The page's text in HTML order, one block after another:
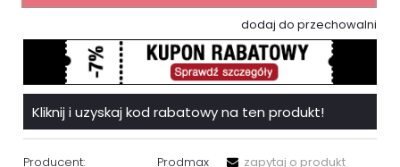
dodaj do przechowalni
Kliknij i uzyskaj kod rabatowy na ten produkt!
Producent: Prodmax zapytaj o produkt